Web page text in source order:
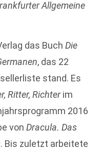
Allgemeine
das Buch Die
, das 22
stand. Es
Ritter, Richterim
2016
von Dracula. Das
. Bis zuletzt arbeitete